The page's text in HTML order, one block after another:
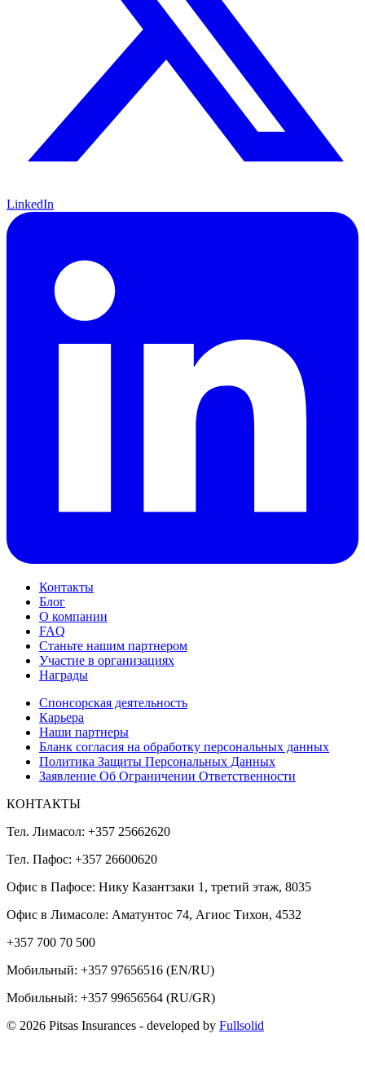
LinkedIn
Контакты
Блог
О компании
FAQ
Станьте нашим партнером
Участие в организациях
Награды
Спонсорская деятельность
Карьера
Наши партнеры
Бланк согласия на обработку персональных данных
Политика Защиты Персональных Данных
Заявление Об Ограничении Ответственности
КОНТАКТЫ
Тел. Лимасол: +357 25662620
Тел. Пафос: +357 26600620
Офис в Пафосе: Нику Казантзаки 1, третий этаж, 8035
Офис в Лимасоле: Аматунтос 74, Агиос Тихон, 4532
+357 700 70 500
Мобильный: +357 97656516 (EN/RU)
Мобильный: +357 99656564 (RU/GR)
© 2026 Pitsas Insurances - developed by Fullsolid